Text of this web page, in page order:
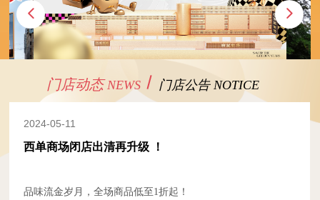
门店动态NEWS 门店公告 NOTICE
2024-05-11
西单商场闭店出清再升级 ！
品味流金岁月，全场商品低至1折起！